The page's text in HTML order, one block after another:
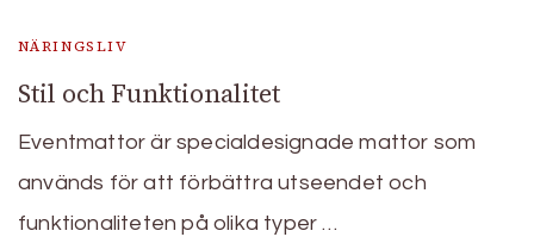
NÄRINGSLIV
Stil och Funktionalitet
Eventmattor är specialdesignade mattor som
används för att förbättra utseendet och
funktionaliteten på olika typer …